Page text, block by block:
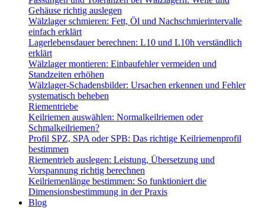
Gehäuse richtig auslegen
Wälzlager schmieren: Fett, Öl und Nachschmierintervalle
einfach erklärt
Lagerlebensdauer berechnen: L10 und L10h verständlich
erklärt
Wälzlager montieren: Einbaufehler vermeiden und
Standzeiten erhöhen
Wälzlager-Schadensbilder: Ursachen erkennen und Fehler
systematisch beheben
Riementriebe
Keilriemen auswählen: Normalkeilriemen oder
Schmalkeilriemen?
Profil SPZ, SPA oder SPB: Das richtige Keilriemenprofil
bestimmen
Riementrieb auslegen: Leistung, Übersetzung und
Vorspannung richtig berechnen
Keilriemenlänge bestimmen: So funktioniert die
Dimensionsbestimmung in der Praxis
Blog